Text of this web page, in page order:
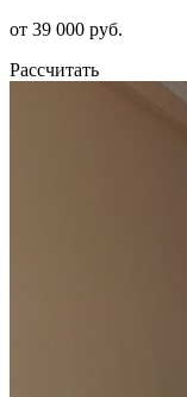
от 39 000 руб.
Рассчитать